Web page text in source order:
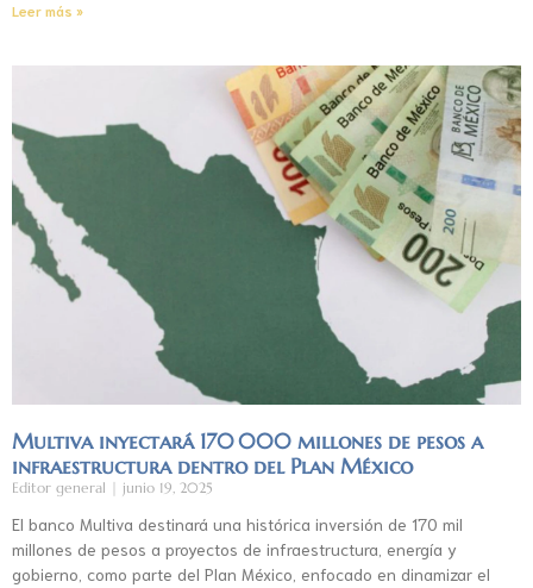
Leer más »
Multiva inyectará 170 000 millones de pesos a
infraestructura dentro del Plan México
Editor general junio 19, 2025
El banco Multiva destinará una histórica inversión de 170 mil
millones de pesos a proyectos de infraestructura, energía y
gobierno, como parte del Plan México, enfocado en dinamizar el